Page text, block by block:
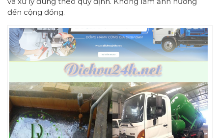
đến cộng đồng.